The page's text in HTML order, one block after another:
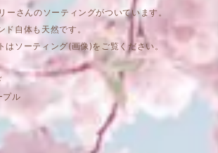
ーさんのソーティングがついています。
自体も天然です。
はソーティング(画像)をご覧ください。
プル